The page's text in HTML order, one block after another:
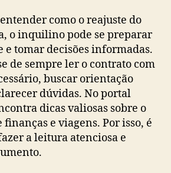
como o reajuste do
o inquilino pode se preparar
tomar decisões informadas.
de sempre ler o contrato com
buscar orientação
dúvidas. No portal
dicas valiosas sobre o
finanças e viagens. Por isso, é
a leitura atenciosa e